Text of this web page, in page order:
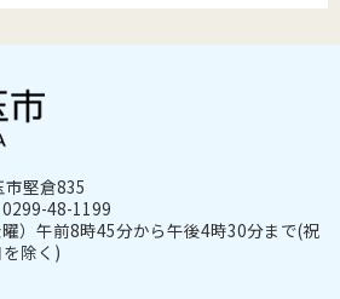
堅倉835
48-1199
）午前8時45分から午後4時30分まで(祝
除く)